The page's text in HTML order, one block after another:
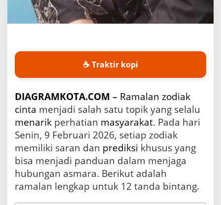
u
a
r
0
2
e
r
h
a
t
a
n
d
a
☕ Traktir kopi
DIAGRAMKOTA.COM – Ramalan zodiak
cinta menjadi salah satu topik yang selalu
menarik perhatian masyarakat. Pada hari
Senin, 9 Februari 2026, setiap zodiak
memiliki saran dan prediksi khusus yang
bisa menjadi panduan dalam menjaga
hubungan asmara. Berikut adalah
ramalan lengkap untuk 12 tanda bintang.